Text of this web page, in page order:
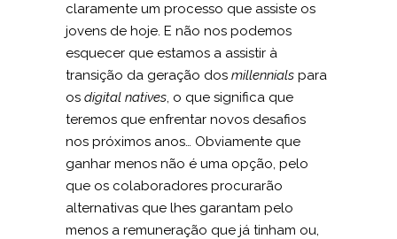
claramente um processo que assiste os
jovens de hoje. E não nos podemos
esquecer que estamos a assistir à
transição da geração dos millennials para
os digital natives, o que significa que
teremos que enfrentar novos desafios
nos próximos anos… Obviamente que
ganhar menos não é uma opção, pelo
que os colaboradores procurarão
alternativas que lhes garantam pelo
menos a remuneração que já tinham ou,